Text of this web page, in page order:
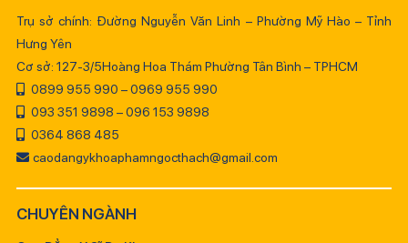
Trụ sở chính: Đường Nguyễn Văn Linh – Phường Mỹ Hào – Tỉnh
Hưng Yên
Cơ sở: 127-3/5Hoàng Hoa Thám Phường Tân Bình – TPHCM
0899 955 990 – 0969 955 990
093 351 9898 – 096 153 9898
0364 868 485
caodangykhoaphamngocthach@gmail.com
CHUYÊN NGÀNH